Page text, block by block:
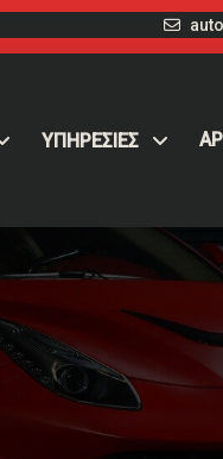
ΥΠΗΡΕΣΙΕΣ